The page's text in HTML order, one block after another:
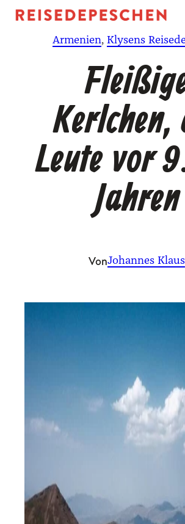
Zum
Armenien, Klysens
Kerlchen,
Leute vor
Jahren
VonJohannes Klaus